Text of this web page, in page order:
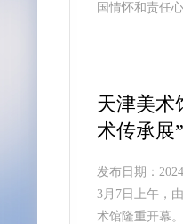
国情怀和责任
天津美术
术传承展
发布日期：
3月7日上午，
术馆隆重开幕